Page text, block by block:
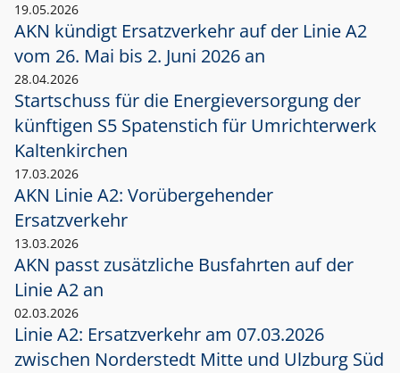
19.05.2026
AKN kündigt Ersatzverkehr auf der Linie A2
vom 26. Mai bis 2. Juni 2026 an
28.04.2026
Startschuss für die Energieversorgung der
künftigen S5 Spatenstich für Umrichterwerk
Kaltenkirchen
17.03.2026
AKN Linie A2: Vorübergehender
Ersatzverkehr
13.03.2026
AKN passt zusätzliche Busfahrten auf der
Linie A2 an
02.03.2026
Linie A2: Ersatzverkehr am 07.03.2026
zwischen Norderstedt Mitte und Ulzburg Süd